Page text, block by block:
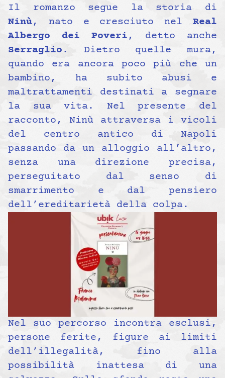
Il romanzo segue la storia di
Ninù, nato e cresciuto nel Real
Albergo dei Poveri , detto anche
Serraglio . Dietro quelle mura,
quando era ancora poco più che un
bambino, ha subito abusi e
maltrattamenti destinati a segnare
la sua vita. Nel presente del
racconto, Ninù attraversa i vicoli
del centro antico di Napoli
passando da un alloggio all’altro,
senza una direzione precisa,
perseguitato dal senso di
smarrimento e dal pensiero
dell’ereditarietà della colpa.
Nel suo percorso incontra esclusi,
persone ferite, figure ai limiti
dell’illegalità, fino alla
possibilità inattesa di una